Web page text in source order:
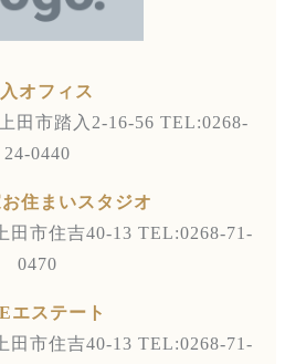
オフィス
田市踏入2-16-56 TEL:0268-
24-0440
住まいスタジオ
市住吉40-13 TEL:0268-71-
0470
エステート
市住吉40-13 TEL:0268-71-